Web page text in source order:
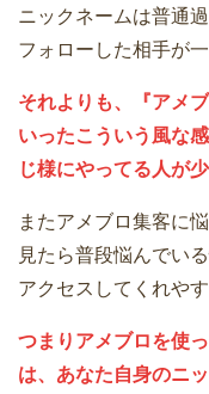
ニックネームは普通
フォローした相手が
それよりも、『アメ
いったこういう風な
じ様にやってる人が
またアメブロ集客に
見たら普段悩んでい
アクセスしてくれやす
つまりアメブロを使
は、あなた自身のニ